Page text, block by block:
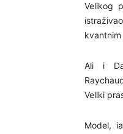
Velikog
Ali i
Veliki
Model,